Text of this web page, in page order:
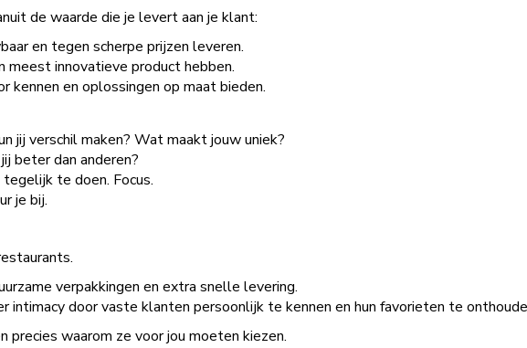
de waarde die je levert aan je klant:
en tegen scherpe prijzen leveren.
innovatieve product hebben.
kennen en oplossingen op maat bieden.
jij verschil maken? Wat maakt jouw uniek?
beter dan anderen?
te doen. Focus.
je bij.
verpakkingen en extra snelle levering.
intimacy door vaste klanten persoonlijk te kennen en hun favorieten te
waarom ze voor jou moeten kiezen.